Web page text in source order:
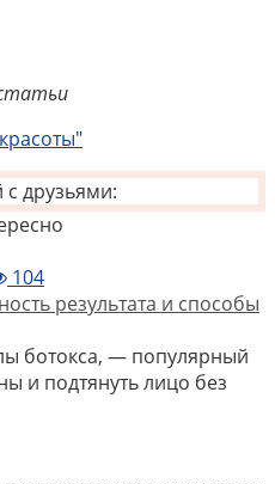
друзьями:
104
результата и способы
ботокса, — популярный
и подтянуть лицо без